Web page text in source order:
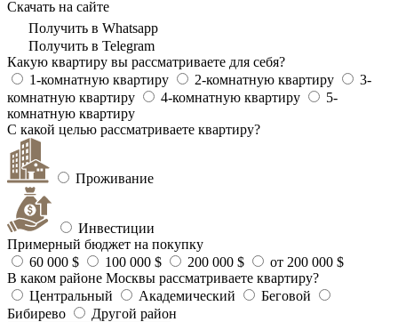
Скачать на сайте
Получить в Whatsapp
Получить в Telegram
Какую квартиру вы рассматриваете для себя?
1-комнатную квартиру
2-комнатную квартиру
3-
комнатную квартиру
4-комнатную квартиру
5-
комнатную квартиру
С какой целью рассматриваете квартиру?
Проживание
Инвестиции
Примерный бюджет на покупку
60 000 $
100 000 $ 200 000 $
от 200 000 $
В каком районе Москвы рассматриваете квартиру?
Центральный
Академический
Беговой
Бибирево
Другой район